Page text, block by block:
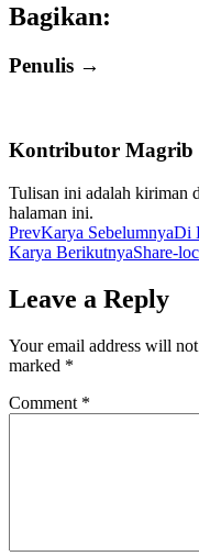
Bagikan:
Penulis →
Kontributor Magrib
Tulisan ini adalah kiriman
halaman ini.
PrevKarya SebelumnyaDi
Karya BerikutnyaShare-loc
Leave a Reply
Your email address will
marked *
Comment *